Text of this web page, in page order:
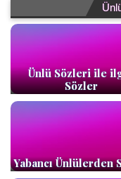
Ünlü Sözleri ile
Sözler
Yabancı Ünlülerden